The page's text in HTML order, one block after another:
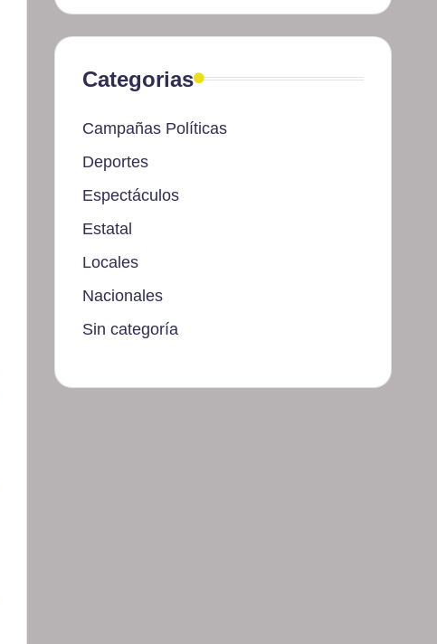
Categorias
Campañas Políticas
Deportes
Espectáculos
Estatal
Locales
Nacionales
Sin categoría